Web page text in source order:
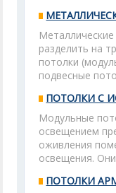
разделить на
потолки
подвесные
ПОТОЛКИ С
Модульные
освещением
оживления
освещения.
ПОТОЛКИ